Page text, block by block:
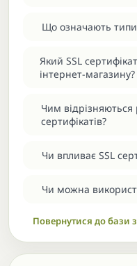
Що означають типи
Який SSL
інтернет-магазину?
Чим відрізняються
сертифікатів?
Чи впливає SSL
Чи можна
Повернутися до бази